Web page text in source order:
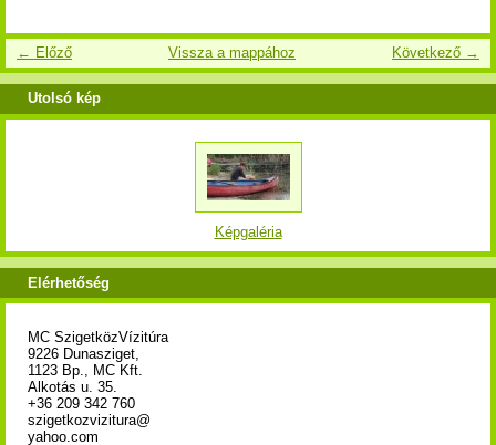
← Előző Következő →
Vissza a mappához
Utolsó kép
Képgaléria
Elérhetőség
MC SzigetközVízitúra
9226 Dunasziget,
1123 Bp., MC Kft.
Alkotás u. 35.
+36 209 342 760
szigetkozvizitura@
yahoo.com